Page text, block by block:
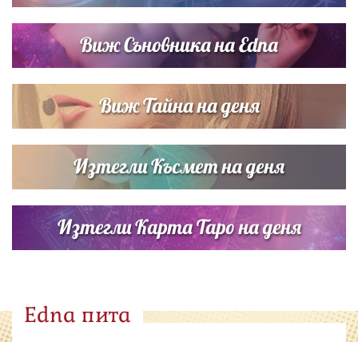
Виж Съновника на Edna
Виж Тайна на деня
Изтегли Късмет на деня
Изтегли Карта Таро на деня
Edna пита